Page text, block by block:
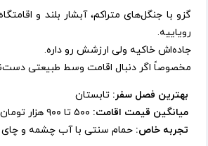
گزو با جنگل‌های متراکم، آبشار بلند و
رویاییه.
جاده‌اش خاکیه ولی ارزشش رو داره.
مخصوصاً اگر دنبال اقامت وسط طبیعتی
بهترین فصل سفر: تابستان
میانگین قیمت اقامت:
تجربه خاص: حمام سنتی با آب چشمه و چای